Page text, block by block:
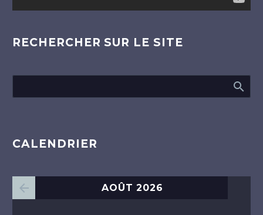
RECHERCHER SUR LE SITE
CALENDRIER
AOÛT 2026